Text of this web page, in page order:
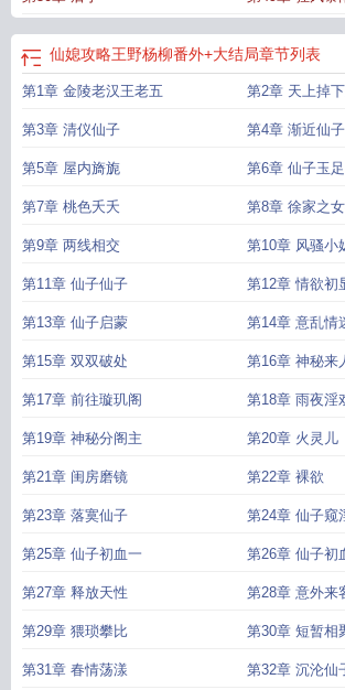
仙媳攻略王野杨柳番外+大结局章节列表
第1章 金陵老汉王老五 第2章 天上掉
第3章 清仪仙子 第4章 渐近仙子
第5章 屋内旖旎 第6章 仙子玉足
第7章 桃色夭夭 第8章 徐家之
第9章 两线相交 第10章 风骚小
第11章 仙子仙子 第12章 情欲初
第13章 仙子启蒙 第14章 意乱情
第15章 双双破处 第16章 神秘来
第17章 前往璇玑阁 第18章 雨夜淫
第19章 神秘分阁主 第20章 火灵儿
第21章 闺房磨镜 第22章 裸欲
第23章 落寞仙子 第24章 仙子窥
第25章 仙子初血一 第26章 仙子初
第27章 释放天性 第28章 意外来
第29章 猥琐攀比 第30章 短暂相
第31章 春情荡漾 第32章 沉沦仙